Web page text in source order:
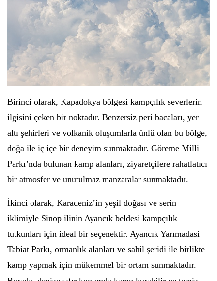
Birinci olarak, Kapadokya bölgesi kampçılık severlerin
ilgisini çeken bir noktadır. Benzersiz peri bacaları, yer
altı şehirleri ve volkanik oluşumlarla ünlü olan bu bölge,
doğa ile iç içe bir deneyim sunmaktadır. Göreme Milli
Parkı’nda bulunan kamp alanları, ziyaretçilere rahatlatıcı
bir atmosfer ve unutulmaz manzaralar sunmaktadır.
İkinci olarak, Karadeniz’in yeşil doğası ve serin
iklimiyle Sinop ilinin Ayancık beldesi kampçılık
tutkunları için ideal bir seçenektir. Ayancık Yarımadasi
Tabiat Parkı, ormanlık alanları ve sahil şeridi ile birlikte
kamp yapmak için mükemmel bir ortam sunmaktadır.